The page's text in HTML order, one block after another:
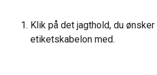
Klik på det jagthold, du
etiketskabelon med.